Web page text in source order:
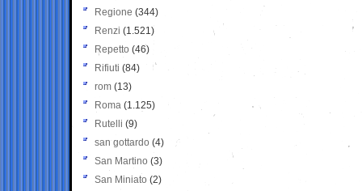
Regione (344)
Renzi (1.521)
Repetto (46)
Rifiuti (84)
rom (13)
Roma (1.125)
Rutelli (9)
san gottardo (4)
San Martino (3)
San Miniato (2)